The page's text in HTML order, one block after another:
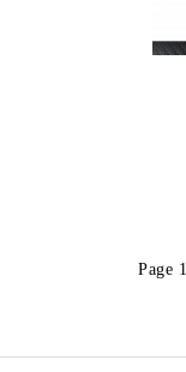
Page